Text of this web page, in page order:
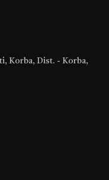
Korba, Dist. - Korba,